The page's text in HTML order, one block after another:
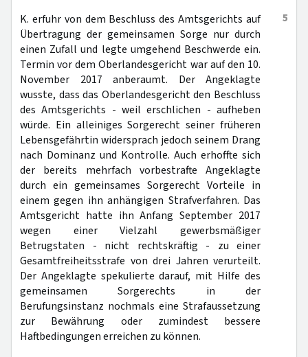
5
K. erfuhr von dem Beschluss des Amtsgerichts auf
Übertragung der gemeinsamen Sorge nur durch
einen Zufall und legte umgehend Beschwerde ein.
Termin vor dem Oberlandesgericht war auf den 10.
November 2017 anberaumt. Der Angeklagte
wusste, dass das Oberlandesgericht den Beschluss
des Amtsgerichts - weil erschlichen - aufheben
würde. Ein alleiniges Sorgerecht seiner früheren
Lebensgefährtin widersprach jedoch seinem Drang
nach Dominanz und Kontrolle. Auch erhoffte sich
der bereits mehrfach vorbestrafte Angeklagte
durch ein gemeinsames Sorgerecht Vorteile in
einem gegen ihn anhängigen Strafverfahren. Das
Amtsgericht hatte ihn Anfang September 2017
wegen einer Vielzahl gewerbsmäßiger
Betrugstaten - nicht rechtskräftig - zu einer
Gesamtfreiheitsstrafe von drei Jahren verurteilt.
Der Angeklagte spekulierte darauf, mit Hilfe des
gemeinsamen Sorgerechts in der
Berufungsinstanz nochmals eine Strafaussetzung
zur Bewährung oder zumindest bessere
Haftbedingungen erreichen zu können.